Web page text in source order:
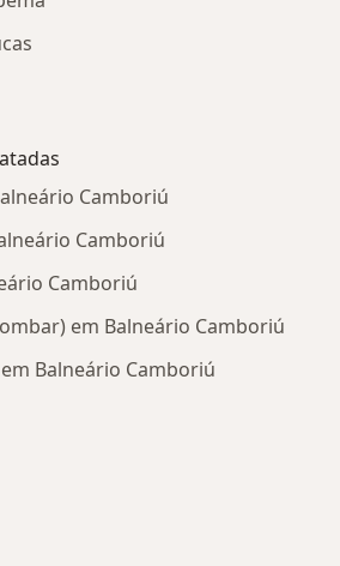
Camboriú
Camboriú
Camboriú
em Balneário Camboriú
Balneário Camboriú